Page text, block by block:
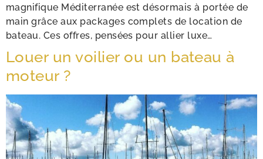
magnifique Méditerranée est désormais à portée de
main grâce aux packages complets de location de
bateau. Ces offres, pensées pour allier luxe…
Louer un voilier ou un bateau à
moteur ?